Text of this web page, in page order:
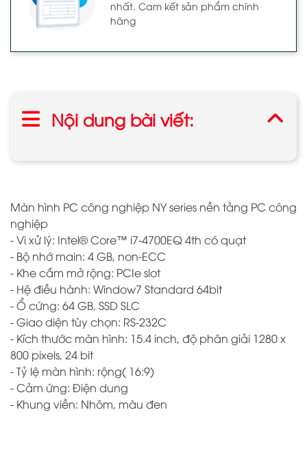
nhất. Cam kết sản phẩm chính
hãng
Nội dung bài viết:
Màn hình PC công nghiệp NY series nền tảng PC công
nghiệp
- Vi xử lý: Intel® Core™ i7-4700EQ 4th có quạt
- Bộ nhớ main: 4 GB, non-ECC
- Khe cắm mở rộng: PCIe slot
- Hệ điều hành: Window7 Standard 64bit
- Ổ cứng: 64 GB, SSD SLC
- Giao diện tùy chọn: RS-232C
- Kích thước màn hình: 15.4 inch, độ phân giải 1280 x
800 pixels, 24 bit
- Tỷ lệ màn hình: rộng( 16:9)
- Cảm ứng: Điện dung
- Khung viền: Nhôm, màu đen